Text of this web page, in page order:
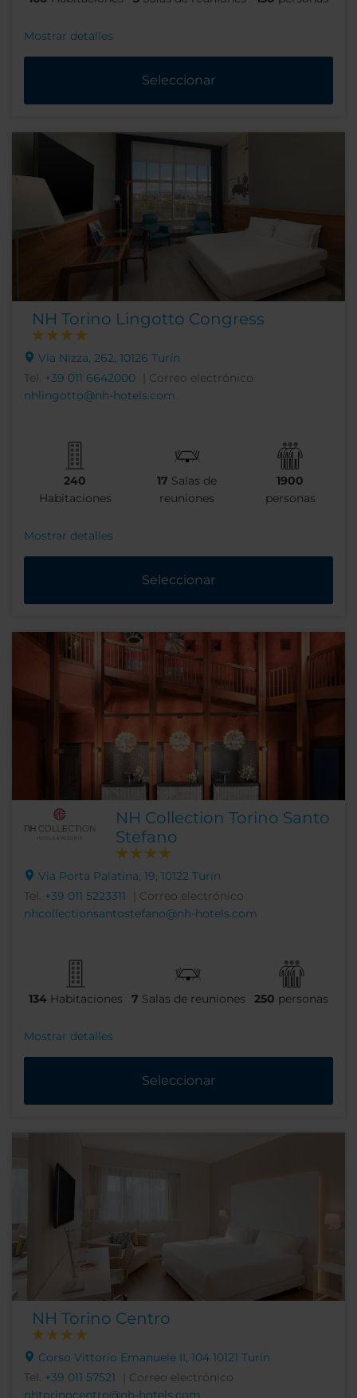
Mostrar detalles
Seleccionar
NH Torino Lingotto Congress
Via Nizza, 262, 10126 Turín
Tel. +39 011 6642000
| Correo electrónico
nhlingotto@nh-hotels.com
240
Habitaciones
17 Salas de
reuniones
1900
personas
Mostrar detalles
Seleccionar
NH Collection Torino Santo
Stefano
Via Porta Palatina, 19, 10122 Turín
Tel. +39 011 5223311
| Correo electrónico
nhcollectionsantostefano@nh-hotels.com
134 Habitaciones 7 Salas de reuniones 250 personas
Mostrar detalles
Seleccionar
NH Torino Centro
Corso Vittorio Emanuele II, 104 10121 Turín
Tel. +39 011 57521
| Correo electrónico
nhtorinocentro@nh-hotels.com